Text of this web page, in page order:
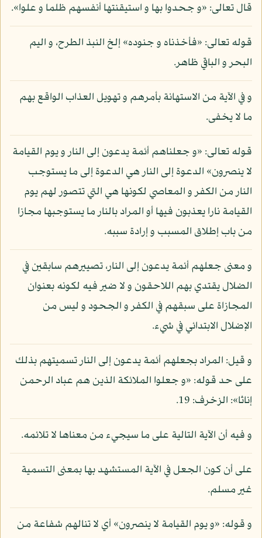
قال تعالى: «و جحدوا بها و استيقنتها أنفسهم ظلما و علوا».
قوله تعالى: «فأخذناه و جنوده» إلخ النبذ الطرح، و اليم
البحر و الباقي ظاهر.
و في الآية من الاستهانة بأمرهم و تهويل العذاب الواقع بهم
ما لا يخفى.
قوله تعالى: «و جعلناهم أئمة يدعون إلى النار و يوم القيامة
لا ينصرون» الدعوة إلى النار هي الدعوة إلى ما يستوجب
النار من الكفر و المعاصي لكونها هي التي تتصور لهم يوم
القيامة نارا يعذبون فيها أو المراد بالنار ما يستوجبها مجازا
من باب إطلاق المسبب و إرادة سببه.
و معنى جعلهم أئمة يدعون إلى النار، تصييرهم سابقين في
الضلال يقتدي بهم اللاحقون و لا ضير فيه لكونه بعنوان
المجازاة على سبقهم في الكفر و الجحود و ليس من
الإضلال الابتدائي في شيء.
و قيل: المراد بجعلهم أئمة يدعون إلى النار تسميتهم بذلك
على حد قوله: «و جعلوا الملائكة الذين هم عباد الرحمن
إناثا»: الزخرف: 19.
و فيه أن الآية التالية على ما سيجيء من معناها لا تلائمه.
على أن كون الجعل في الآية المستشهد بها بمعنى التسمية
غير مسلم.
و قوله: «و يوم القيامة لا ينصرون» أي لا تنالهم شفاعة من